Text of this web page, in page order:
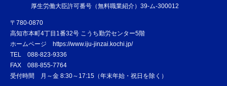
厚生労働大臣許可番号（無料職業紹介）39-ム-300012
〒780-0870
高知市本町4丁目1番32号 こうち勤労センター5階
ホームページ https://www.iju-jinzai.kochi.jp/
TEL 088-823-9336
FAX 088-855-7764
受付時間 月～金 8:30～17:15（年末年始・祝日を除く）